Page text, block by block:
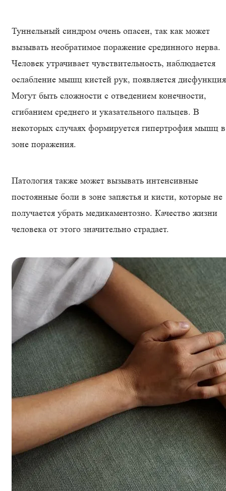
Туннельный синдром очень опасен, так как может
вызывать необратимое поражение срединного нерва.
Человек утрачивает чувствительность, наблюдается
ослабление мышц кистей рук, появляется
Могут быть сложности с отведением конечности,
сгибанием среднего и указательного пальцев. В
некоторых случаях формируется гипертрофия мышц в
зоне поражения.
Патология также может вызывать интенсивные
постоянные боли в зоне запястья и кисти, которые не
получается убрать медикаментозно. Качество жизни
человека от этого значительно страдает.